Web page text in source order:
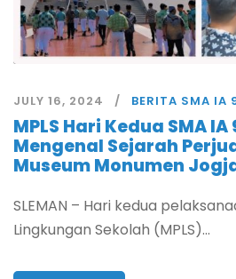
JULY 16, 2024 BERITA SMA IA
MPLS Hari Kedua SMA
Mengenal Sejarah
Museum Monumen
SLEMAN – Hari kedua
Lingkungan Sekolah (MPLS)...